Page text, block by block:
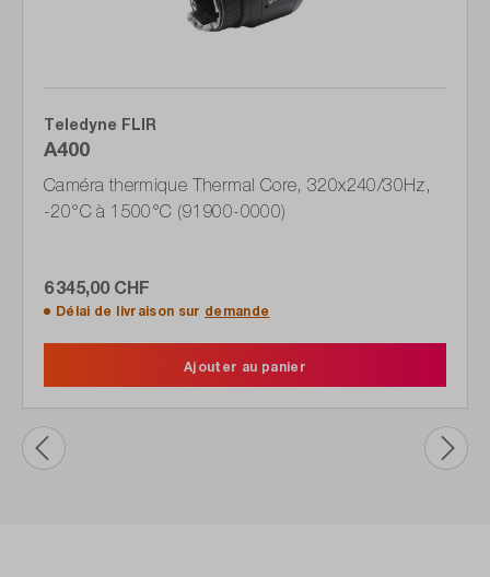
Teledyne FLIR
A400
Caméra thermique Thermal Core, 320x240/30Hz,
-20°C à 1500°C (91900-0000)
6 345,00 CHF
Délai de livraison sur demande
Ajouter au panier